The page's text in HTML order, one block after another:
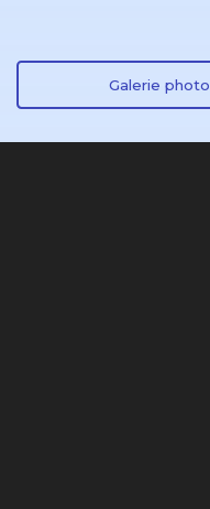
Galerie photo